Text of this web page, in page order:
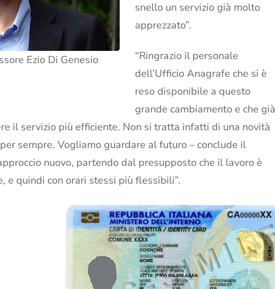
Ezio Di Genesio
snello un servizio già molto
apprezzato”.
“Ringrazio il personale
dell’Ufficio Anagrafe che si è
reso disponibile a questo
grande cambiamento e che già
il servizio più efficiente. Non si tratta infatti di una novità
sempre. Vogliamo guardare al futuro – conclude il
nuovo, partendo dal presupposto che il lavoro è
e quindi con orari stessi più flessibili”.